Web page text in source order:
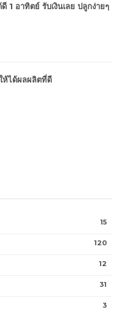
1 อาทิตย์ รับเงินเลย ปลูกง่ายๆ
ห้ได้ผลผลิตที่ดี
15
120
12
31
3